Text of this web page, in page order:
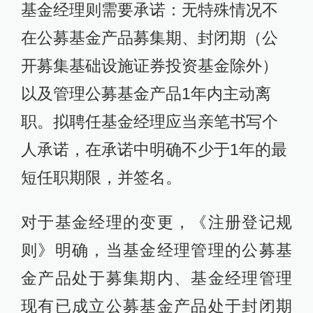
基金经理则需要承诺：无特殊情况不
在公募基金产品募集期、封闭期（公
开募集基础设施证券投资基金除外）
以及管理公募基金产品1年内主动离
职。拟聘任基金经理应当亲笔书写个
人承诺，在承诺中明确不少于1年的最
短任职期限，并签名。
对于基金经理的变更，《注册登记规
则》明确，当基金经理管理的公募基
金产品处于募集期内、基金经理管理
现有已成立公募基金产品处于封闭期